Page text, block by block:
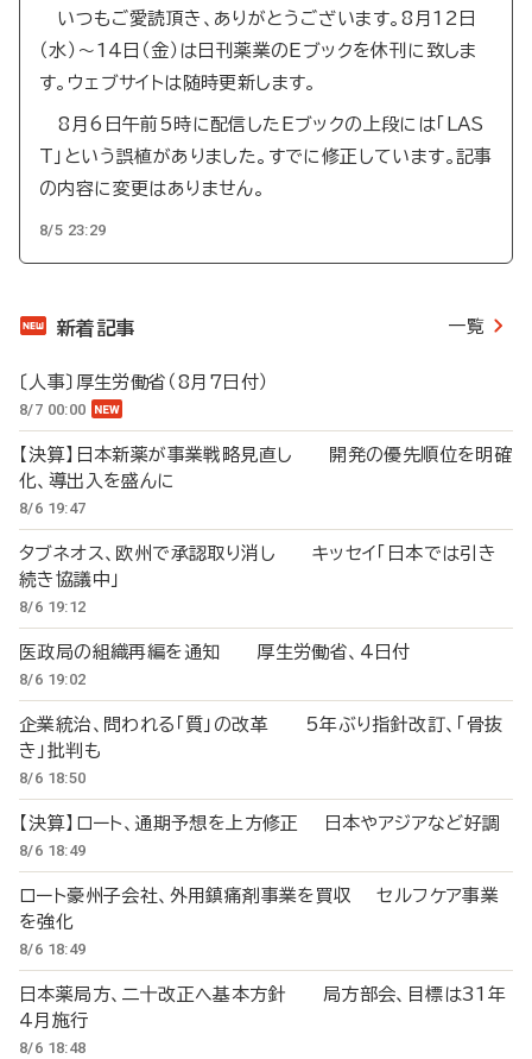
いつもご愛読頂き、ありがとうございます。8月12日
（水）～14日（金）は日刊薬業のEブックを休刊に致しま
す。ウェブサイトは随時更新します。
8月6日午前5時に配信したEブックの上段には「LAS
T」という誤植がありました。すでに修正しています。記事
の内容に変更はありません。
8/5 23:29
新着記事 一覧
〔人事〕厚生労働省（8月7日付）
8/7 00:00
【決算】日本新薬が事業戦略見直し 開発の優先順位を明確
化、導出入を盛んに
8/6 19:47
タブネオス、欧州で承認取り消し キッセイ「日本では引き
続き協議中」
8/6 19:12
医政局の組織再編を通知 厚生労働省、4日付
8/6 19:02
企業統治、問われる「質」の改革 5年ぶり指針改訂、「骨抜
き」批判も
8/6 18:50
【決算】ロート、通期予想を上方修正 日本やアジアなど好調
8/6 18:49
ロート豪州子会社、外用鎮痛剤事業を買収 セルフケア事業
を強化
8/6 18:49
日本薬局方、二十改正へ基本方針 局方部会、目標は31年
4月施行
8/6 18:48